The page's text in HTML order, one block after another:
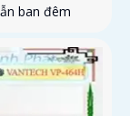
ban đêm